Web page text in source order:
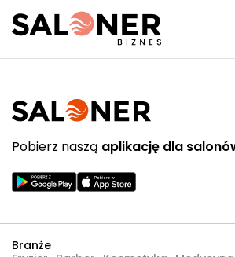
Pobierz naszą aplikację dla
Branże